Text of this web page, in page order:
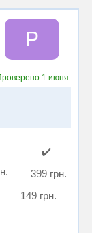
Р
1 июня
✔️
399 грн.
149 грн.